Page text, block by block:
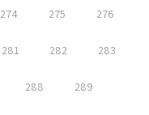
274 275 276
281 282 283
288 289